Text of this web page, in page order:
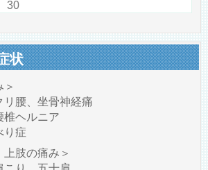
30
状
＞
腰、坐骨神経痛
椎ヘルニア
り症
上肢の痛み＞